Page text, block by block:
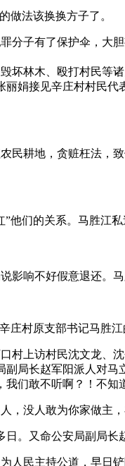
做法该换换方子了。
子有了保护伞，大
坏林木、殴打村民
娟接见辛庄村村民
耕地，贪赃枉法，
们的关系。马胜江
响不好假意退还。
庄村原支部书记马胜江
上访村民沈文龙、
局长赵军阳派人对
们敢不听啊？！不知
，没人敢为你家做主，
。又命公安局副局长
民主持公道，早日